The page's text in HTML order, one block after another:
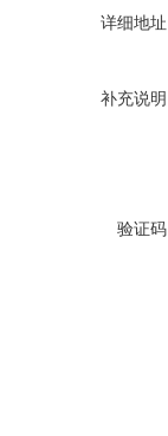
详细地
补充说
验证